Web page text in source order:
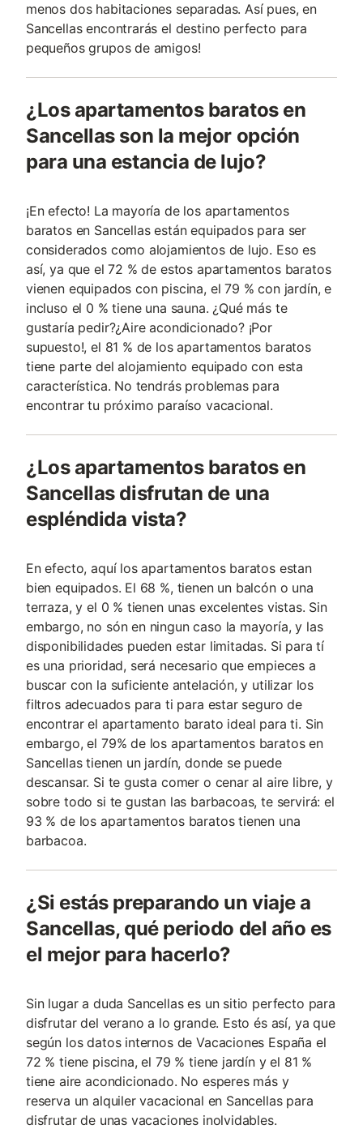
menos dos habitaciones separadas. Así pues, en
Sancellas encontrarás el destino perfecto para
pequeños grupos de amigos!
¿Los apartamentos baratos en
Sancellas son la mejor opción
para una estancia de lujo?
¡En efecto! La mayoría de los apartamentos
baratos en Sancellas están equipados para ser
considerados como alojamientos de lujo. Eso es
así, ya que el 72 % de estos apartamentos baratos
vienen equipados con piscina, el 79 % con jardín, e
incluso el 0 % tiene una sauna. ¿Qué más te
gustaría pedir?¿Aire acondicionado? ¡Por
supuesto!, el 81 % de los apartamentos baratos
tiene parte del alojamiento equipado con esta
característica. No tendrás problemas para
encontrar tu próximo paraíso vacacional.
¿Los apartamentos baratos en
Sancellas disfrutan de una
espléndida vista?
En efecto, aquí los apartamentos baratos estan
bien equipados. El 68 %, tienen un balcón o una
terraza, y el 0 % tienen unas excelentes vistas. Sin
embargo, no són en ningun caso la mayoría, y las
disponibilidades pueden estar limitadas. Si para tí
es una prioridad, será necesario que empieces a
buscar con la suficiente antelación, y utilizar los
filtros adecuados para ti para estar seguro de
encontrar el apartamento barato ideal para ti. Sin
embargo, el 79% de los apartamentos baratos en
Sancellas tienen un jardín, donde se puede
descansar. Si te gusta comer o cenar al aire libre, y
sobre todo si te gustan las barbacoas, te servirá: el
93 % de los apartamentos baratos tienen una
barbacoa.
¿Si estás preparando un viaje a
Sancellas, qué periodo del año es
el mejor para hacerlo?
Sin lugar a duda Sancellas es un sitio perfecto para
disfrutar del verano a lo grande. Esto és así, ya que
según los datos internos de Vacaciones España el
72 % tiene piscina, el 79 % tiene jardín y el 81 %
tiene aire acondicionado. No esperes más y
reserva un alquiler vacacional en Sancellas para
disfrutar de unas vacaciones inolvidables.